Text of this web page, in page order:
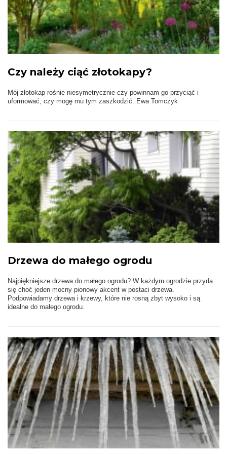
Czy należy ciąć złotokapy?
Mój złotokap rośnie niesymetrycznie czy powinnam go przyciąć i
uformować, czy mogę mu tym zaszkodzić. Ewa Tomczyk
Drzewa do małego ogrodu
Najpiękniejsze drzewa do małego ogrodu? W każdym ogrodzie przyda
się choć jeden mocny pionowy akcent w postaci drzewa.
Podpowiadamy drzewa i krzewy, które nie rosną zbyt wysoko i są
idealne do małego ogrodu.